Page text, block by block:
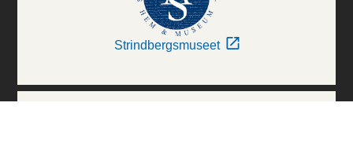
Strindbergsmuseet